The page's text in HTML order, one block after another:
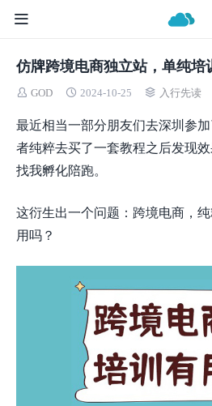
仿牌跨境电商独立站，单纯培
GOD 2024-10-25 入行先读
最近相当一部分朋友们去深圳参
者纯粹去买了一套教程之后发现
找我孵化陪跑。
这衍生出一个问题：跨境电商，
用吗？